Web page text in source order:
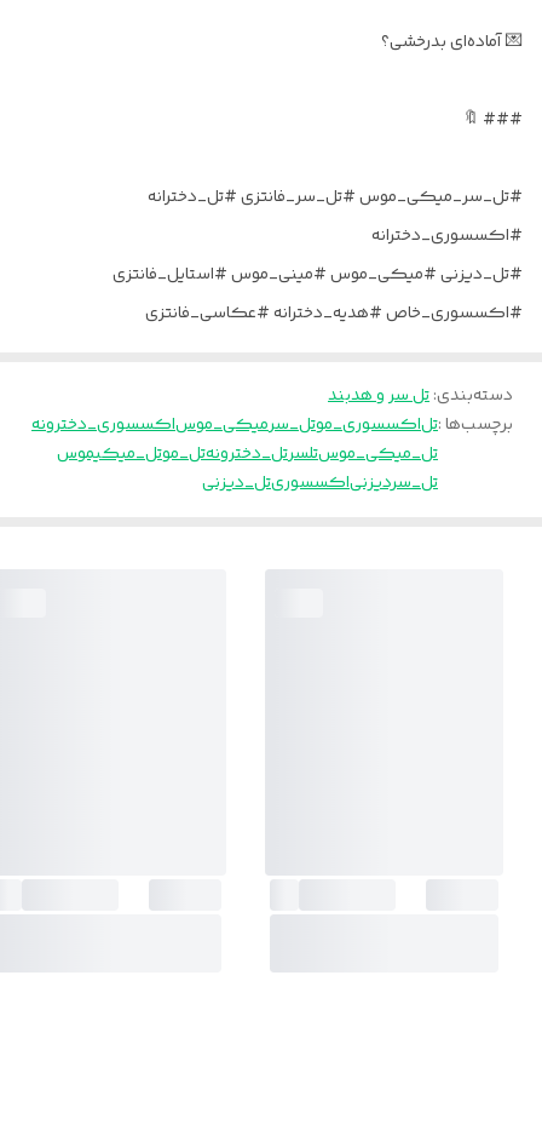
💌 آماده‌ای بدرخشی؟
### 🔖
#تل_سر_میکی_موس #تل_سر_فانتزی #تل_دخترانه
#اکسسوری_دخترانه
#تل_دیزنی #میکی_موس #مینی_موس #استایل_فانتزی
#اکسسوری_خاص #هدیه_دخترانه #عکاسی_فانتزی
دسته‌بندی:تل سر و هدبند
برچسب‌ها :تلاکسسوری_موتل_سرمیکی_موساکسسوری_دخترونه
تل_میکی_موستلسرتل_دخترونهتل_موتل_میکیموس
تل_سردیزنیاکسسوریتل_دیزنی